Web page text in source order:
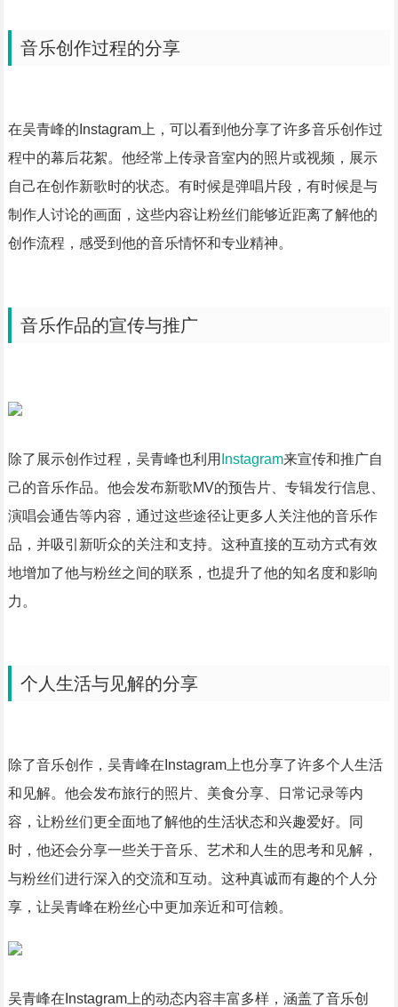
音乐创作过程的分享
在吴青峰的Instagram上，可以看到他分享了许多音乐创作过
程中的幕后花絮。他经常上传录音室内的照片或视频，展示
自己在创作新歌时的状态。有时候是弹唱片段，有时候是与
制作人讨论的画面，这些内容让粉丝们能够近距离了解他的
创作流程，感受到他的音乐情怀和专业精神。
音乐作品的宣传与推广
除了展示创作过程，吴青峰也利用 Instagram来宣传和推广自
己的音乐作品。他会发布新歌MV的预告片、专辑发行信息、
演唱会通告等内容，通过这些途径让更多人关注他的音乐作
品，并吸引新听众的关注和支持。这种直接的互动方式有效
地增加了他与粉丝之间的联系，也提升了他的知名度和影响
力。
个人生活与见解的分享
除了音乐创作，吴青峰在Instagram上也分享了许多个人生活
和见解。他会发布旅行的照片、美食分享、日常记录等内
容，让粉丝们更全面地了解他的生活状态和兴趣爱好。同
时，他还会分享一些关于音乐、艺术和人生的思考和见解，
与粉丝们进行深入的交流和互动。这种真诚而有趣的个人分
享，让吴青峰在粉丝心中更加亲近和可信赖。
吴青峰在Instagram上的动态内容丰富多样，涵盖了音乐创